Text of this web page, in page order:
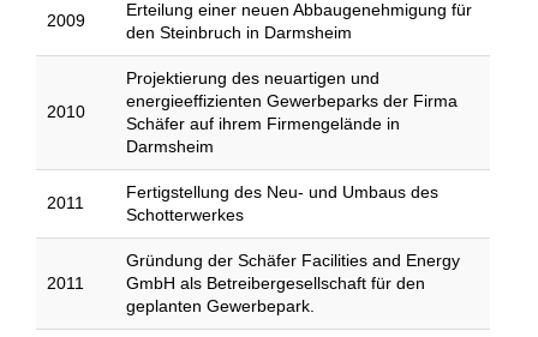
2009
Erteilung einer neuen Abbaugenehmigung für
den Steinbruch in Darmsheim
2010
Projektierung des neuartigen und
energieeffizienten Gewerbeparks der Firma
Schäfer auf ihrem Firmengelände in
Darmsheim
2011
Fertigstellung des Neu- und Umbaus des
Schotterwerkes
2011
Gründung der Schäfer Facilities and Energy
GmbH als Betreibergesellschaft für den
geplanten Gewerbepark.